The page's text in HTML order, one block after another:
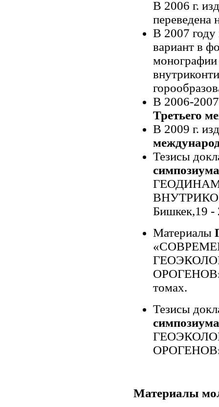
В 2006 г.
переведена
В 2007 году
вариант в
монографии
В 2006-2007
Третьего
В 2009 г.
Тезисы
симпозиума
Бишкек,19 -
Материалы
томах.
Тезисы
симпозиума
Материалы